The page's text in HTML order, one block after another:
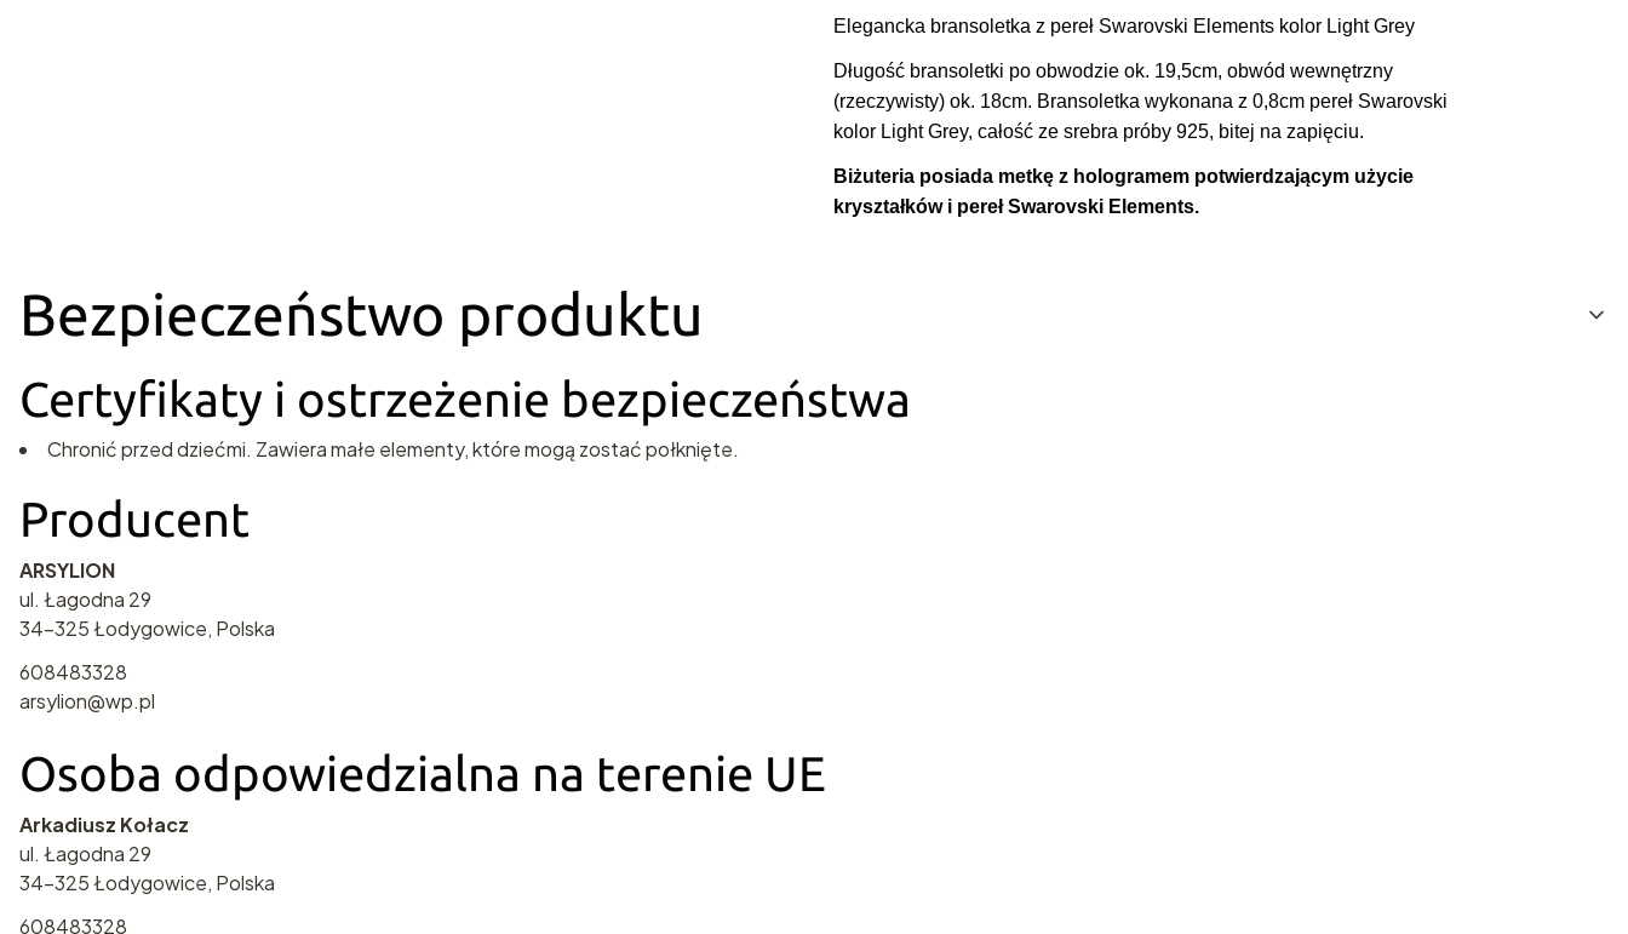
Elegancka bransoletka z pereł Swarovski Elements kolor Light Grey
Długość bransoletki po obwodzie ok. 19,5cm, obwód wewnętrzny
(rzeczywisty) ok. 18cm. Bransoletka wykonana z 0,8cm pereł Swarovski
kolor Light Grey, całość ze srebra próby 925, bitej na zapięciu.
Biżuteria posiada metkę z hologramem potwierdzającym użycie
kryształków i pereł Swarovski Elements.
Bezpieczeństwo produktu
Certyfikaty i ostrzeżenie bezpieczeństwa
Chronić przed dziećmi. Zawiera małe elementy, które mogą zostać połknięte.
Producent
ARSYLION
ul. Łagodna 29
34-325 Łodygowice, Polska
608483328
arsylion@wp.pl
Osoba odpowiedzialna na terenie UE
Arkadiusz Kołacz
ul. Łagodna 29
34-325 Łodygowice, Polska
608483328